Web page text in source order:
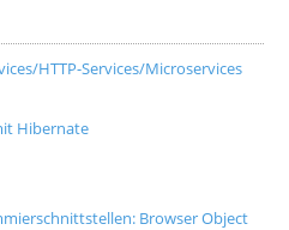
HTTP-Services/Microservices
Hibernate
Browser Object